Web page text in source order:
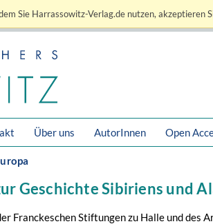
Sie Harrassowitz-Verlag.de nutzen, akzeptieren
Über uns AutorInnen Open
Geschichte Sibiriens und
Franckeschen Stiftungen zu Halle und des